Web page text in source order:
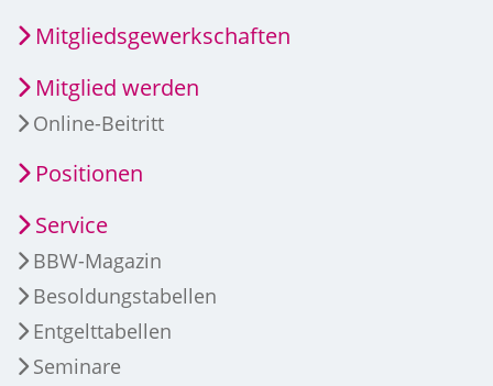
Mitgliedsgewerkschaften
Mitglied werden
Online-Beitritt
Positionen
Service
BBW-Magazin
Besoldungstabellen
Entgelttabellen
Seminare